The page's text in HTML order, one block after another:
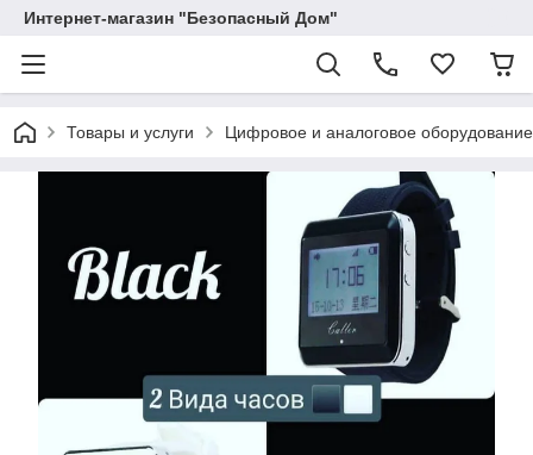
Интернет-магазин "Безопасный Дом"
Товары и услуги Цифровое и аналоговое оборудование